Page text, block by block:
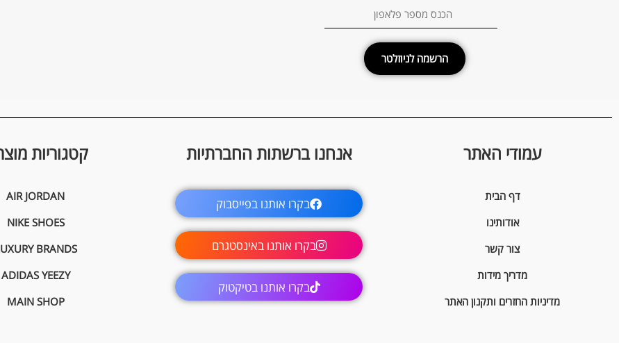
הרשמה לניוזלטר
עמודי האתר
דף הבית
אודותינו
צור קשר
מדריך מידות
מדיניות החזרים ותקנון האתר
אנחנו ברשתות החברתיות
בקרו אותנו בפייסבוק
בקרו אותנו באינסטגרם
בקרו אותנו בטיקטוק
קטגוריות
AIR JORDAN
NIKE SHOES
BRANDS
ADIDAS YEEZY
MAIN SHOP